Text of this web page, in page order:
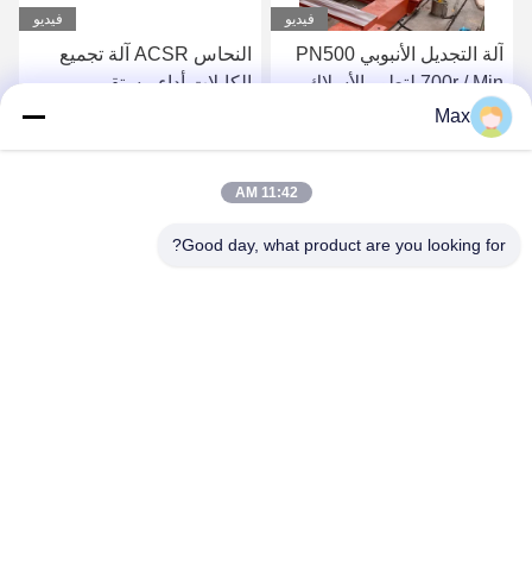
فيديو
آلة التجديل الأنبوبي PN500
700r / Min لتطور الأسلاك
من النوع الكوكبي
فيديو
النحاس ACSR آلة تجميع
الكابلات أداء مستقر
Max
11:42 AM
Good day, what product are you looking for?